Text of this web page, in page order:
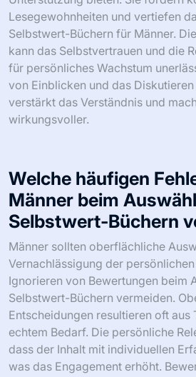
effektiv zu lesen und umzusetzen,
auf aktive Auseinandersetzung
Anwendung. Beginnen Sie damit,
zusammenzufassen, um das
Identifizieren Sie umsetzbare
Selbstvertrauen und Resilienz
persönlichen Aktionsplan, der diese
Wachstum und Anpassung
Wie können
das Leseerlebnis
Verantwortungspartner können das
erheblich verbessern, indem sie
Unterstützung bieten. Sie fördern
Lesegewohnheiten und vertiefen
Selbstwert-Büchern für Männer.
kann das Selbstvertrauen und die
für persönliches Wachstum
von Einblicken und das Diskutieren